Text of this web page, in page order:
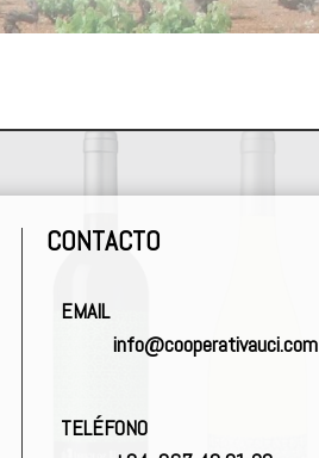
CONTACTO
EMAIL
info@cooperativauci.com
TELÉFONO